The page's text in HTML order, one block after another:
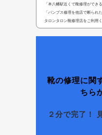
「本八幡駅近くで靴修理ができ
「パンプス修理を他店で断られ
タロンタロン靴修理店をご利用
から徒歩２分にありますのでお
で靴修理の専門店をお探しの場
ない場合には電話にてご連絡く
靴の修理に関
ちら
２分で完了！